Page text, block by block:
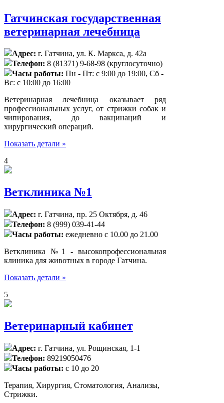
Гатчинская государственная
ветеринарная лечебница
Адрес: г. Гатчина, ул. К. Маркса, д. 42а
Телефон: 8 (81371) 9-68-98 (круглосуточно)
Часы работы: Пн - Пт: с 9:00 до 19:00, Сб -
Вс: с 10:00 до 16:00
Ветеринарная лечебница оказывает ряд
профессиональных услуг, от стрижки собак и
чипирования, до вакцинаций и
хирургический операций.
Показать детали »
4
Ветклиника №1
Адрес: г. Гатчина, пр. 25 Октября, д. 46
Телефон: 8 (999) 039-41-44
Часы работы: ежедневно с 10.00 до 21.00
Ветклиника №1 - высокопрофессиональная
клиника для животных в городе Гатчина.
Показать детали »
5
Ветеринарный кабинет
Адрес: г. Гатчина, ул. Рощинская, 1-1
Телефон: 89219050476
Часы работы: с 10 до 20
Терапия, Хирургия, Стоматология, Анализы,
Стрижки.